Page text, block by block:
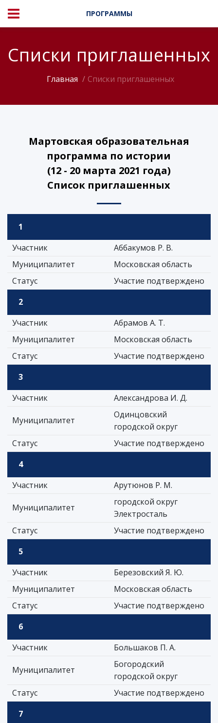
ПРОГРАММЫ
Списки приглашенных
Главная Списки приглашенных
Мартовская образовательная
программа по истории
(12 - 20 марта 2021 года)
Список приглашенных
1
Участник
Аббакумов Р. В.
Муниципалитет
Московская область
Статус
Участие подтверждено
2
Участник
Абрамов А. Т.
Муниципалитет
Московская область
Статус
Участие подтверждено
3
Участник
Александрова И. Д.
Муниципалитет
Одинцовский
городской округ
Статус
Участие подтверждено
4
Участник
Арутюнов Р. М.
Муниципалитет
городской округ
Электросталь
Статус
Участие подтверждено
5
Участник
Березовский Я. Ю.
Муниципалитет
Московская область
Статус
Участие подтверждено
6
Участник
Большаков П. А.
Муниципалитет
Богородский
городской округ
Статус
Участие подтверждено
7